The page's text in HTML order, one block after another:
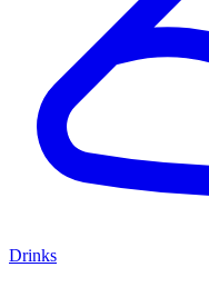
Drinks